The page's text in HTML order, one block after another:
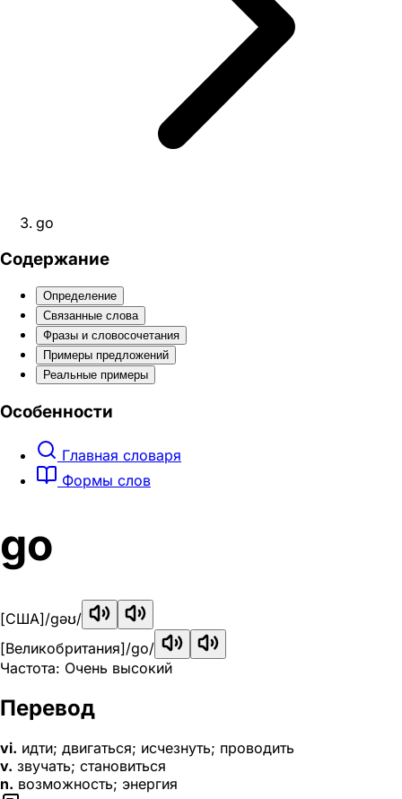
go
Содержание
Определение
Связанные слова
Фразы и словосочетания
Примеры предложений
Реальные примеры
Особенности
Главная словаря
Формы слов
go
[США]/gəʊ/
[Великобритания]/ɡo/
Частота: Очень высокий
Перевод
vi. идти; двигаться; исчезнуть; проводить
v. звучать; становиться
n. возможность; энергия